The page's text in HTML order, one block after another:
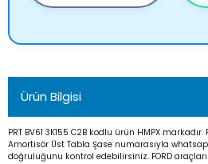
Ürün Bilgisi
PRT BV61 3K155 C2B kodlu ürün HMPX
Amortisör Üst Tabla Şase numarasıyla
doğruluğunu kontrol edebilirsiniz. FORD